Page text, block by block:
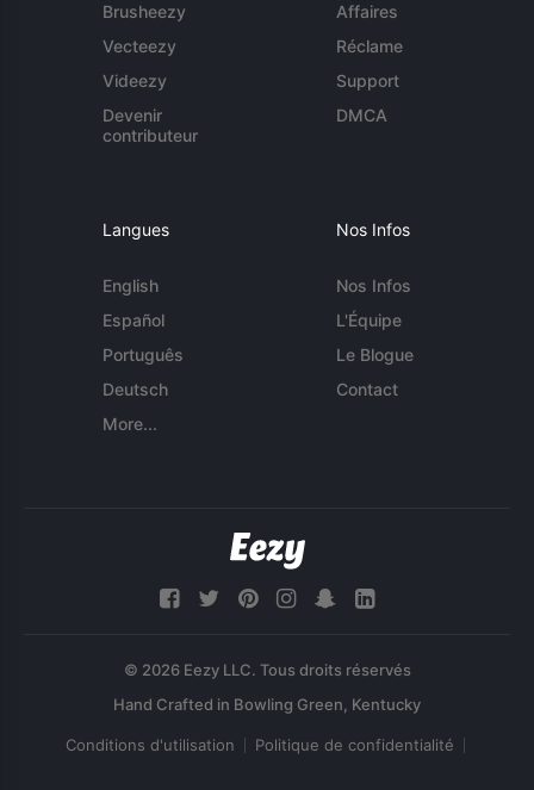
Brusheezy
Vecteezy
Videezy
Devenir
contributeur
Affaires
Réclame
Support
DMCA
Langues
English
Español
Português
Deutsch
More...
Nos Infos
Nos Infos
L'Équipe
Le Blogue
Contact
© 2026 Eezy LLC. Tous droits réservés
Conditions d'utilisation Politique de confidentialité